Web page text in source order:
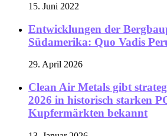
15. Juni 2022
Entwicklungen der
Südamerika: Quo Vadis
29. April 2026
Clean Air Metals gibt
2026 in historisch starken
Kupfermärkten bekannt